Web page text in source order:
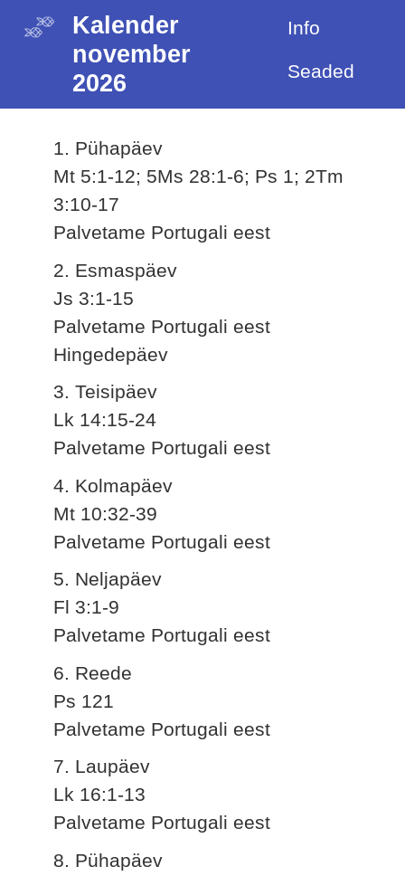
Kalender
november
2026
Info
Seaded
1. Pühapäev
Mt 5:1-12; 5Ms 28:1-6; Ps 1; 2Tm
3:10-17
Palvetame Portugali eest
2. Esmaspäev
Js 3:1-15
Palvetame Portugali eest
Hingedepäev
3. Teisipäev
Lk 14:15-24
Palvetame Portugali eest
4. Kolmapäev
Mt 10:32-39
Palvetame Portugali eest
5. Neljapäev
Fl 3:1-9
Palvetame Portugali eest
6. Reede
Ps 121
Palvetame Portugali eest
7. Laupäev
Lk 16:1-13
Palvetame Portugali eest
8. Pühapäev